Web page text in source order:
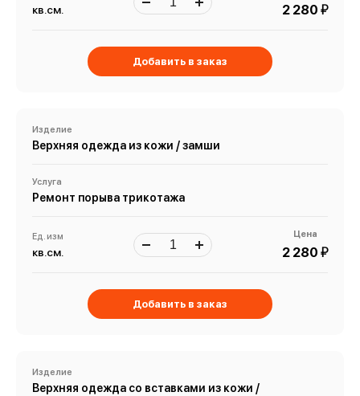
кв.см. 2 280 й
Добавить в заказ
Изделие
Верхняя одежда из кожи / замши
Услуга
Ремонт порыва трикотажа
Ед. изм
кв.см.
Цена
2 280 й
Добавить в заказ
Изделие
Верхняя одежда со вставками из кожи /